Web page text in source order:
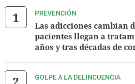
PREVENCIÓN
Las adicciones cambian
pacientes llegan a
años y tras décadas de
GOLPE A LA DELINCUENCIA